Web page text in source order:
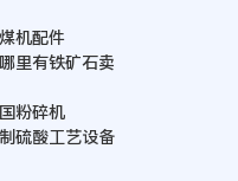
机配件
里有铁矿石卖
粉碎机
硫酸工艺设备